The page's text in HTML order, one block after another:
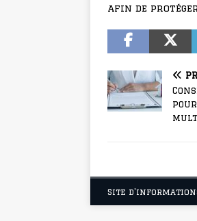
afin de
Site